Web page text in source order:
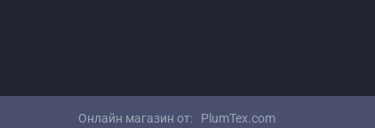
Онлайн магазин от: PlumTex.com